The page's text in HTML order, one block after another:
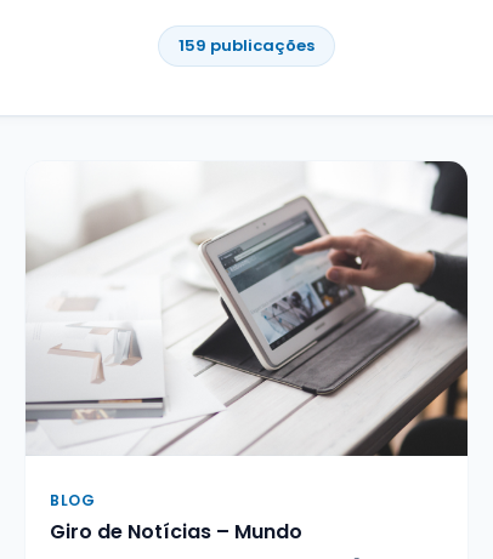
159 publicações
BLOG
Giro de Notícias – Mundo